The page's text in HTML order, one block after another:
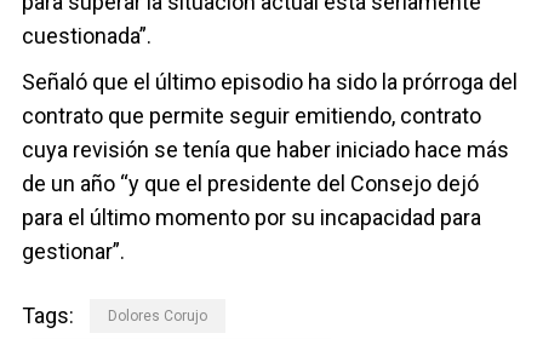
cuestionada”.
Señaló que el último episodio ha sido la prórroga del
contrato que permite seguir emitiendo, contrato
cuya revisión se tenía que haber iniciado hace más
de un año “y que el presidente del Consejo dejó
para el último momento por su incapacidad para
gestionar”.
Tags: Dolores Corujo